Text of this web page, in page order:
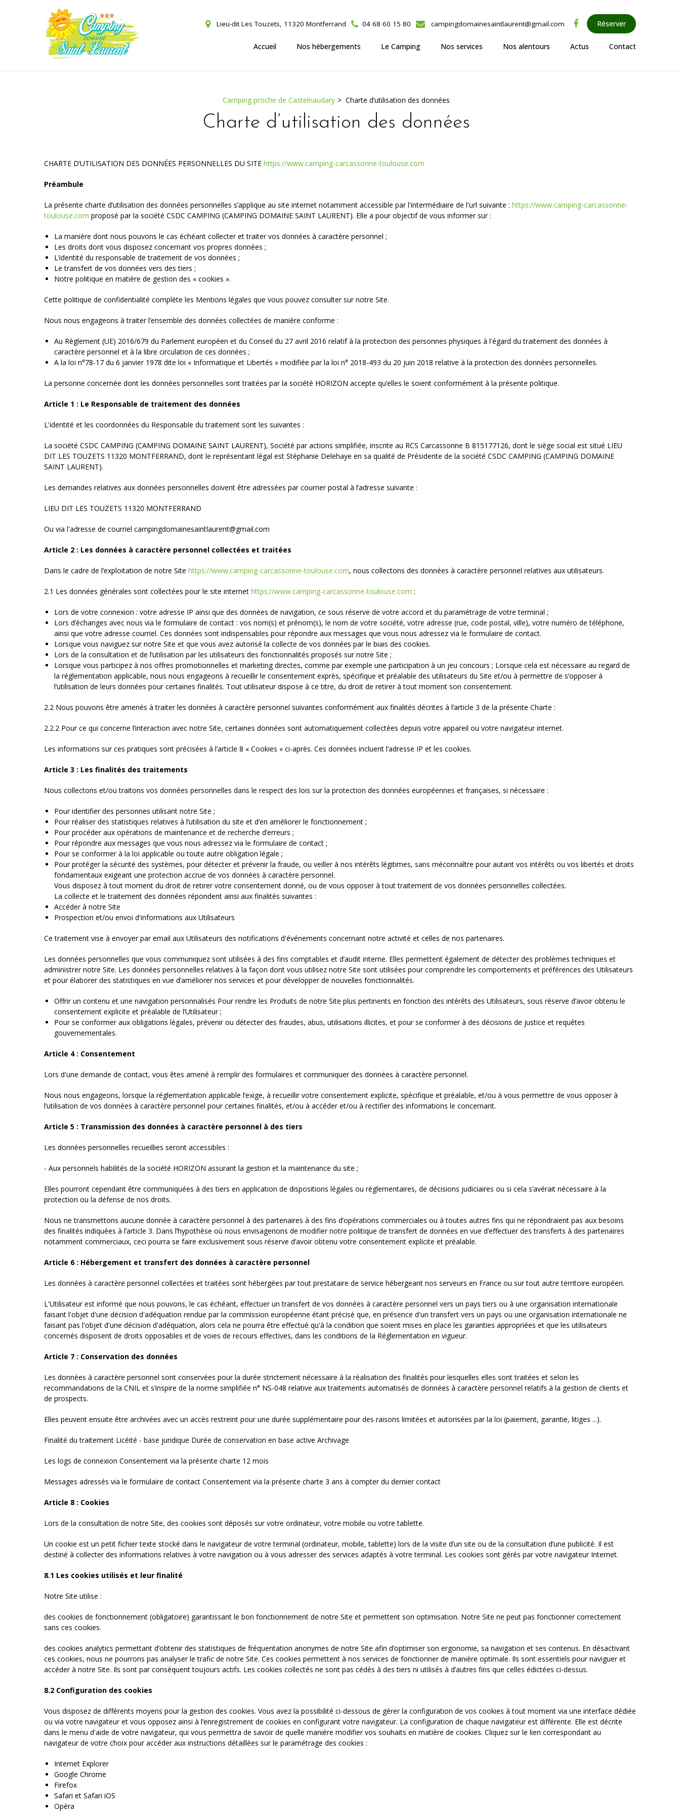
Lieu-dit Les Touzets, 11320 Montferrand 04 68 60 15 80 campingdomainesaintlaurent@gmail.com Réserver
Accueil Nos hébergements Le Camping Nos services Nos alentours Actus Contact
Camping proche de Castelnaudary Charte d’utilisation des données
Charte d’utilisation des données
CHARTE D’UTILISATION DES DONNÉES PERSONNELLES DU SITE https://www.camping-carcassonne-toulouse.com
Préambule
La présente charte d’utilisation des données personnelles s’applique au site internet notamment accessible par l'intermédiaire de l'url suivante : https://www.camping-carcassonne-
toulouse.com proposé par la société CSDC CAMPING (CAMPING DOMAINE SAINT LAURENT). Elle a pour objectif de vous informer sur :
La manière dont nous pouvons le cas échéant collecter et traiter vos données à caractère personnel ;
Les droits dont vous disposez concernant vos propres données ;
L’identité du responsable de traitement de vos données ;
Le transfert de vos données vers des tiers ;
Notre politique en matière de gestion des « cookies ».
Cette politique de confidentialité complète les Mentions légales que vous pouvez consulter sur notre Site.
Nous nous engageons à traiter l’ensemble des données collectées de manière conforme :
Au Règlement (UE) 2016/679 du Parlement européen et du Conseil du 27 avril 2016 relatif à la protection des personnes physiques à l'égard du traitement des données à
caractère personnel et à la libre circulation de ces données ;
A la loi n°78-17 du 6 janvier 1978 dite loi « Informatique et Libertés » modifiée par la loi n° 2018-493 du 20 juin 2018 relative à la protection des données personnelles.
La personne concernée dont les données personnelles sont traitées par la société HORIZON accepte qu’elles le soient conformément à la présente politique.
Article 1 : Le Responsable de traitement des données
L'identité et les coordonnées du Responsable du traitement sont les suivantes :
La société CSDC CAMPING (CAMPING DOMAINE SAINT LAURENT), Société par actions simplifiée, inscrite au RCS Carcassonne B 815177126, dont le siège social est situé LIEU
DIT LES TOUZETS 11320 MONTFERRAND, dont le représentant légal est Stéphanie Delehaye en sa qualité de Présidente de la société CSDC CAMPING (CAMPING DOMAINE
SAINT LAURENT).
Les demandes relatives aux données personnelles doivent être adressées par courrier postal à l’adresse suivante :
LIEU DIT LES TOUZETS 11320 MONTFERRAND
Ou via l'adresse de courriel campingdomainesaintlaurent@gmail.com
Article 2 : Les données à caractère personnel collectées et traitées
Dans le cadre de l’exploitation de notre Site https://www.camping-carcassonne-toulouse.com, nous collectons des données à caractère personnel relatives aux utilisateurs.
2.1 Les données générales sont collectées pour le site internet https://www.camping-carcassonne-toulouse.com :
Lors de votre connexion : votre adresse IP ainsi que des données de navigation, ce sous réserve de votre accord et du paramétrage de votre terminal ;
Lors d’échanges avec nous via le formulaire de contact : vos nom(s) et prénom(s), le nom de votre société, votre adresse (rue, code postal, ville), votre numéro de téléphone,
ainsi que votre adresse courriel. Ces données sont indispensables pour répondre aux messages que vous nous adressez via le formulaire de contact.
Lorsque vous naviguez sur notre Site et que vous avez autorisé la collecte de vos données par le biais des cookies.
Lors de la consultation et de l’utilisation par les utilisateurs des fonctionnalités proposés sur notre Site ;
Lorsque vous participez à nos offres promotionnelles et marketing directes, comme par exemple une participation à un jeu concours ; Lorsque cela est nécessaire au regard de
la réglementation applicable, nous nous engageons à recueillir le consentement exprès, spécifique et préalable des utilisateurs du Site et/ou à permettre de s’opposer à
l’utilisation de leurs données pour certaines finalités. Tout utilisateur dispose à ce titre, du droit de retirer à tout moment son consentement.
2.2 Nous pouvons être amenés à traiter les données à caractère personnel suivantes conformément aux finalités décrites à l’article 3 de la présente Charte :
2.2.2 Pour ce qui concerne l’interaction avec notre Site, certaines données sont automatiquement collectées depuis votre appareil ou votre navigateur internet.
Les informations sur ces pratiques sont précisées à l’article 8 « Cookies » ci-après. Ces données incluent l’adresse IP et les cookies.
Article 3 : Les finalités des traitements
Nous collectons et/ou traitons vos données personnelles dans le respect des lois sur la protection des données européennes et françaises, si nécessaire :
Pour identifier des personnes utilisant notre Site ;
Pour réaliser des statistiques relatives à l’utilisation du site et d’en améliorer le fonctionnement ;
Pour procéder aux opérations de maintenance et de recherche d’erreurs ;
Pour répondre aux messages que vous nous adressez via le formulaire de contact ;
Pour se conformer à la loi applicable ou toute autre obligation légale ;
Pour protéger la sécurité des systèmes, pour détecter et prévenir la fraude, ou veiller à nos intérêts légitimes, sans méconnaître pour autant vos intérêts ou vos libertés et droits
fondamentaux exigeant une protection accrue de vos données à caractère personnel.
Vous disposez à tout moment du droit de retirer votre consentement donné, ou de vous opposer à tout traitement de vos données personnelles collectées.
La collecte et le traitement des données répondent ainsi aux finalités suivantes :
Accéder à notre Site
Prospection et/ou envoi d'informations aux Utilisateurs
Ce traitement vise à envoyer par email aux Utilisateurs des notifications d'événements concernant notre activité et celles de nos partenaires.
Les données personnelles que vous communiquez sont utilisées à des fins comptables et d’audit interne. Elles permettent également de détecter des problèmes techniques et
administrer notre Site. Les données personnelles relatives à la façon dont vous utilisez notre Site sont utilisées pour comprendre les comportements et préférences des Utilisateurs
et pour élaborer des statistiques en vue d’améliorer nos services et pour développer de nouvelles fonctionnalités.
Offrir un contenu et une navigation personnalisés Pour rendre les Produits de notre Site plus pertinents en fonction des intérêts des Utilisateurs, sous réserve d’avoir obtenu le
consentement explicite et préalable de l’Utilisateur ;
Pour se conformer aux obligations légales, prévenir ou détecter des fraudes, abus, utilisations illicites, et pour se conformer à des décisions de justice et requêtes
gouvernementales.
Article 4 : Consentement
Lors d'une demande de contact, vous êtes amené à remplir des formulaires et communiquer des données à caractère personnel.
Nous nous engageons, lorsque la réglementation applicable l’exige, à recueillir votre consentement explicite, spécifique et préalable, et/ou à vous permettre de vous opposer à
l’utilisation de vos données à caractère personnel pour certaines finalités, et/ou à accéder et/ou à rectifier des informations le concernant.
Article 5 : Transmission des données à caractère personnel à des tiers
Les données personnelles recueillies seront accessibles :
- Aux personnels habilités de la société HORIZON assurant la gestion et la maintenance du site ;
Elles pourront cependant être communiquées à des tiers en application de dispositions légales ou réglementaires, de décisions judiciaires ou si cela s’avérait nécessaire à la
protection ou la défense de nos droits.
Nous ne transmettons aucune donnée à caractère personnel à des partenaires à des fins d’opérations commerciales ou à toutes autres fins qui ne répondraient pas aux besoins
des finalités indiquées à l’article 3. Dans l’hypothèse où nous envisagerions de modifier notre politique de transfert de données en vue d’effectuer des transferts à des partenaires
notamment commerciaux, ceci pourra se faire exclusivement sous réserve d’avoir obtenu votre consentement explicite et préalable.
Article 6 : Hébergement et transfert des données à caractère personnel
Les données à caractère personnel collectées et traitées sont hébergées par tout prestataire de service hébergeant nos serveurs en France ou sur tout autre territoire européen.
L'Utilisateur est informé que nous pouvons, le cas échéant, effectuer un transfert de vos données à caractère personnel vers un pays tiers ou à une organisation internationale
faisant l'objet d'une décision d'adéquation rendue par la commission européenne étant précisé que, en présence d'un transfert vers un pays ou une organisation internationale ne
faisant pas l'objet d'une décision d'adéquation, alors cela ne pourra être effectué qu'à la condition que soient mises en place les garanties appropriées et que les utilisateurs
concernés disposent de droits opposables et de voies de recours effectives, dans les conditions de la Réglementation en vigueur.
Article 7 : Conservation des données
Les données à caractère personnel sont conservées pour la durée strictement nécessaire à la réalisation des finalités pour lesquelles elles sont traitées et selon les
recommandations de la CNIL et s’inspire de la norme simplifiée n° NS-048 relative aux traitements automatisés de données à caractère personnel relatifs à la gestion de clients et
de prospects.
Elles peuvent ensuite être archivées avec un accès restreint pour une durée supplémentaire pour des raisons limitées et autorisées par la loi (paiement, garantie, litiges ...).
Finalité du traitement Licéité - base juridique Durée de conservation en base active Archivage
Les logs de connexion Consentement via la présente charte 12 mois
Messages adressés via le formulaire de contact Consentement via la présente charte 3 ans à compter du dernier contact
Article 8 : Cookies
Lors de la consultation de notre Site, des cookies sont déposés sur votre ordinateur, votre mobile ou votre tablette.
Un cookie est un petit fichier texte stocké dans le navigateur de votre terminal (ordinateur, mobile, tablette) lors de la visite d’un site ou de la consultation d’une publicité. Il est
destiné à collecter des informations relatives à votre navigation ou à vous adresser des services adaptés à votre terminal. Les cookies sont gérés par votre navigateur Internet.
8.1 Les cookies utilisés et leur finalité
Notre Site utilise :
des cookies de fonctionnement (obligatoire) garantissant le bon fonctionnement de notre Site et permettent son optimisation. Notre Site ne peut pas fonctionner correctement
sans ces cookies.
des cookies analytics permettant d’obtenir des statistiques de fréquentation anonymes de notre Site afin d’optimiser son ergonomie, sa navigation et ses contenus. En désactivant
ces cookies, nous ne pourrons pas analyser le trafic de notre Site. Ces cookies permettent à nos services de fonctionner de manière optimale. Ils sont essentiels pour naviguer et
accéder à notre Site. Ils sont par conséquent toujours actifs. Les cookies collectés ne sont pas cédés à des tiers ni utilisés à d’autres fins que celles édictées ci-dessus.
8.2 Configuration des cookies
Vous disposez de différents moyens pour la gestion des cookies. Vous avez la possibilité ci-dessous de gérer la configuration de vos cookies à tout moment via une interface dédiée
ou via votre navigateur et vous opposez ainsi à l’enregistrement de cookies en configurant votre navigateur. La configuration de chaque navigateur est différente. Elle est décrite
dans le menu d'aide de votre navigateur, qui vous permettra de savoir de quelle manière modifier vos souhaits en matière de cookies. Cliquez sur le lien correspondant au
navigateur de votre choix pour accéder aux instructions détaillées sur le paramétrage des cookies :
Internet Explorer
Google Chrome
Firefox
Safari et Safari iOS
Opéra